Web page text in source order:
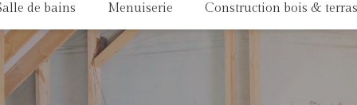
de bains Menuiserie Construction bois &